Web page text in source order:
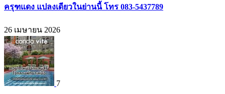
ครุฑแดง แปลงเดียวในย่านนี้ โทร 083-5437789
26 เมษายน 2026
7